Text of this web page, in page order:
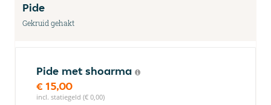
Pide
Gekruid gehakt
Pide met shoarma
€ 15,00
incl. statiegeld (€ 0,00)